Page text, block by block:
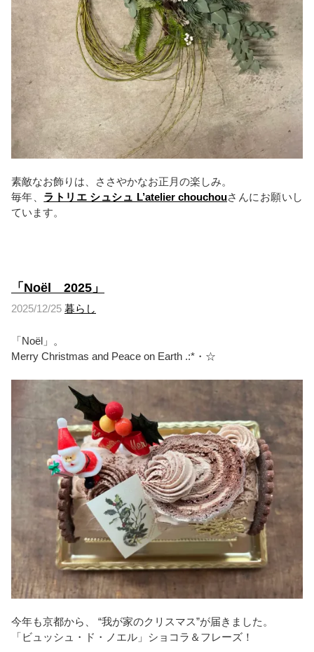
素敵なお飾りは、ささやかなお正月の楽しみ。
毎年、 ラトリエ シュシュ L’atelier chouchouさんにお願いし
ています。
「Noël 2025」
2025/12/25 暮らし
「Noël」。
Merry Christmas and Peace on Earth .:*・☆
今年も京都から、 “我が家のクリスマス”が届きました。
「ビュッシュ・ド・ノエル」ショコラ＆フレーズ！